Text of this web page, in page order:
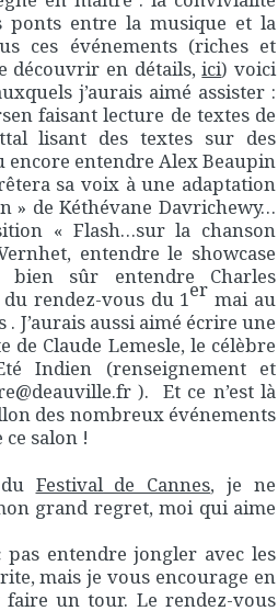
ponts entre la musique et la
ces événements (riches et
découvrir en détails,ici) voici
j’aurais aimé assister :
faisant lecture de textes de
lisant des textes sur des
encore entendre Alex Beaupin
sa voix à une adaptation
» de Kéthévane Davrichewy…
« Flash…sur la chanson
entendre le showcase
bien sûr entendre Charles
rendez-vous du 1er mai au
. J’aurais aussi aimé écrire une
de Claude Lemesle, le célèbre
Indien (renseignement et
). Et ce n’est là
des nombreux événements
ce salon !
Festival de Cannes, je ne
grand regret, moi qui aime
entendre jongler avec les
mais je vous encourage en
un tour. Le rendez-vous